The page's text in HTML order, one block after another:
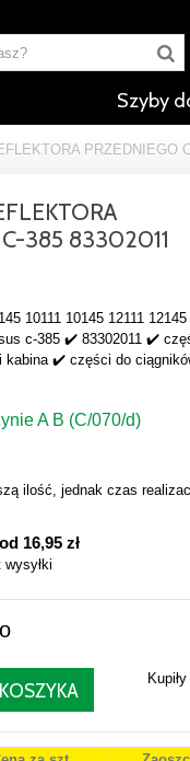
Szyby
PRZEDNIEGO
385 83302011
10111 10145 12111
c-385 ✔️ 83302011 ✔️
kabina ✔️ części do
A B (C/070/d)
ilość, jednak czas
16,95 zł
Kupiły